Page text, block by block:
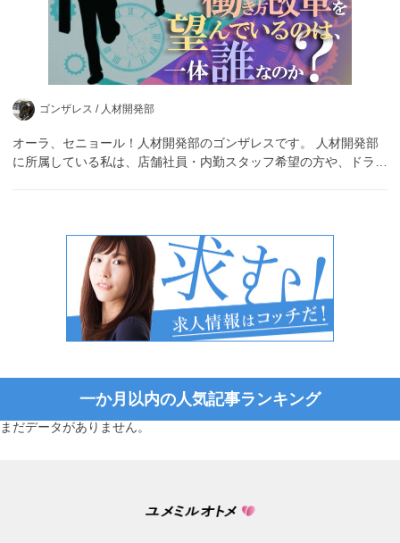
ゴンザレス / 人材開発部
オーラ、セニョール！人材開発部のゴンザレスです。 人材開発部
に所属している私は、店舗社員・内勤スタッフ希望の方や、ドラ…
一か月以内の人気記事ランキング
まだデータがありません。